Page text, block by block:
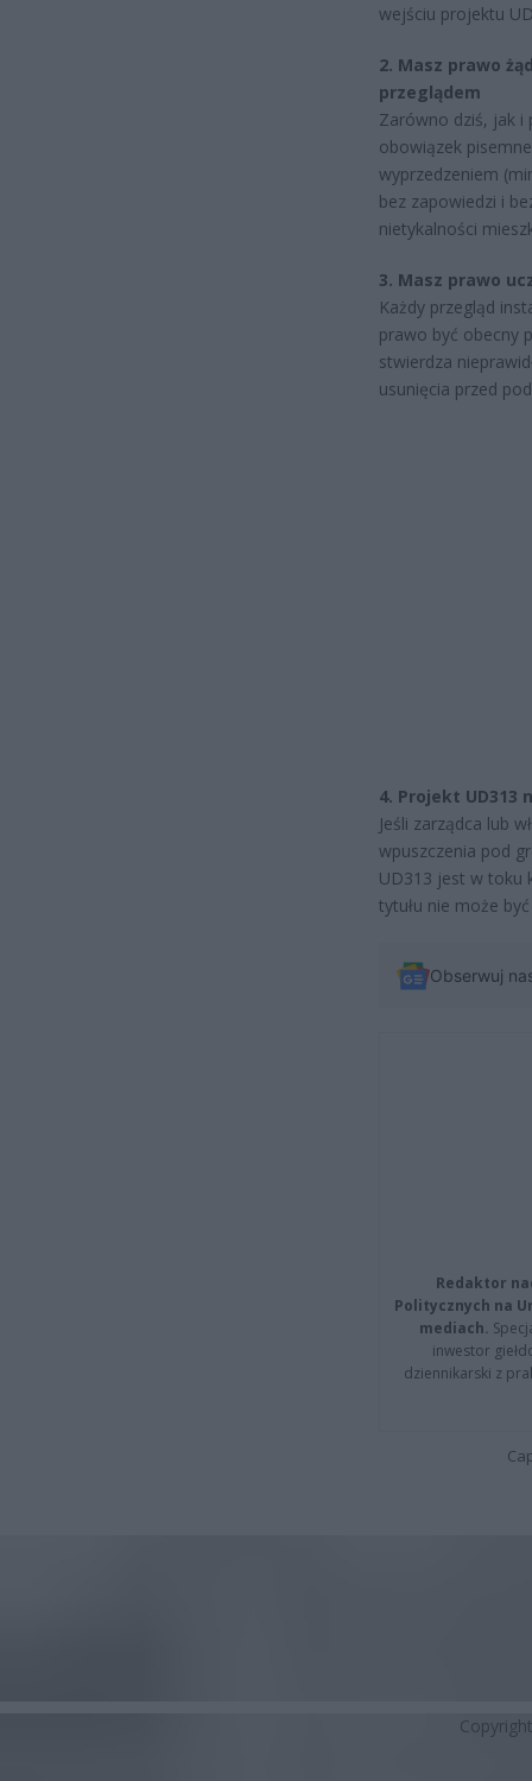
wejściu projektu
2. Masz prawo
przeglądem
Zarówno dziś, jak i
obowiązek
wyprzedzeniem
bez zapowiedzi i
nietykalności
3. Masz prawo
Każdy przegląd
prawo być obecny
stwierdza
usunięcia przed
4. Projekt UD313
Jeśli zarządca lub
wpuszczenia pod
UD313 jest w toku
tytułu nie może
Obserwuj
Redaktor
Politycznych na
mediach.
inwestor
dziennikarski z